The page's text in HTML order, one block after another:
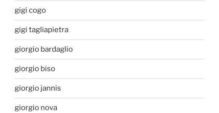
gigi cogo
gigi tagliapietra
giorgio bardaglio
giorgio biso
giorgio jannis
giorgio nova